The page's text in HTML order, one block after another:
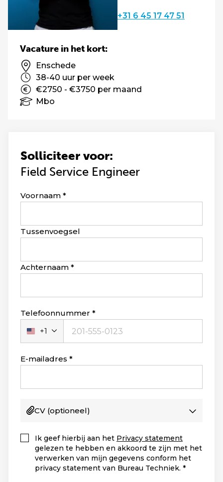
+31 6 45 17 47 51
Solliciteer voor:
Field Service Engineer
Leave
blank
Voornaam
Tussenvoegsel
Achternaam
Telefoonnummer
Verenigde
Staten
+1
+1
E-mailadres
CV (optioneel)
Ik geef hierbij aan het Privacy statement
gelezen te hebben en akkoord te zijn met het
verwerken van mijn gegevens conform het
privacy statement van Bureau Techniek.
Vacature in het kort:
Enschede
38-40 uur per week
€2750 - €3750 per maand
Mbo